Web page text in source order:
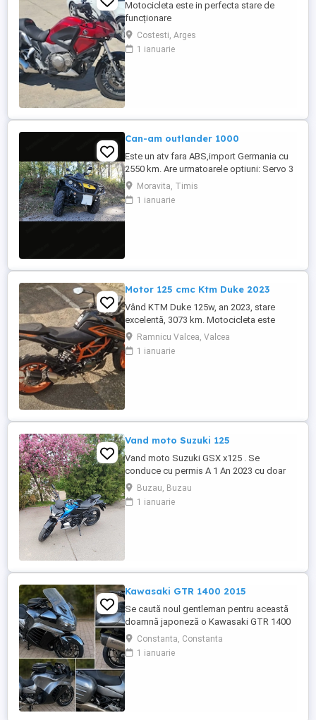
Motocicleta este in perfecta stare de
funcționare
Costesti, Arges
1 ianuarie
Can-am outlander 1000
Este un atv fara ABS,import Germania cu
2550 km. Are urmatoarele optiuni: Servo 3
nivele Suspensie FOX cu rebound Bullbar
fata Bullbar spate Handguardurile Can am
Jante beadlock
Moravita, Timis
1 ianuarie
Motor 125 cmc Ktm Duke 2023
Vând KTM Duke 125w, an 2023, stare
excelentă, 3073 km. Motocicleta este
ideală pentru începători sau pentru oraș.
Fără daune, lovituri!
Ramnicu Valcea, Valcea
1 ianuarie
Vand moto Suzuki 125
Vand moto Suzuki GSX x125 . Se
conduce cu permis A 1 An 2023 cu doar
5000km Stare impecabila , fara cazaturi
ITP valabil pana in noiembrie 2027 Revizii
si schimb de ulei in service autorizat
Buzau, Buzau
1 ianuarie
Kawasaki GTR 1400 2015
Se caută noul gentleman pentru această
doamnă japoneză o Kawasaki GTR 1400
care încă întoarce priviri și iubește
kilometrii. A fost răsfățată, întreținută la
timp și tratată cu respect. O dau doar
Constanta, Constanta
1 ianuarie